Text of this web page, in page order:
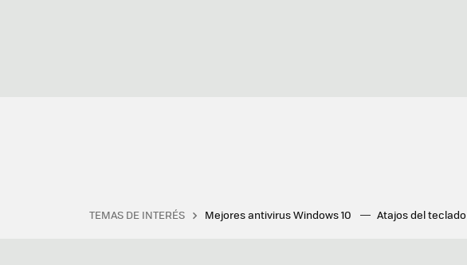
TEMAS DE INTERÉS Mejores antivirus Windows 10 Atajos del teclado